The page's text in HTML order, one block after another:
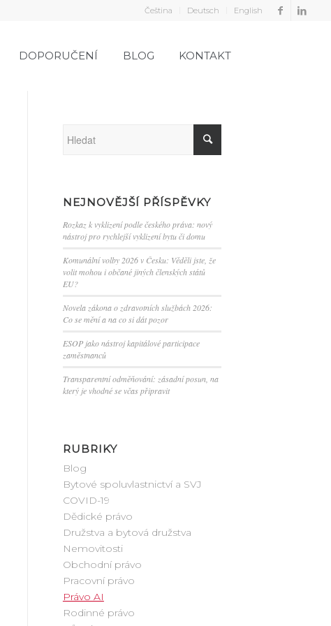
Čeština Deutsch English
DOPORUČENÍ BLOG KONTAKT
NEJNOVĚJŠÍ PŘÍSPĚVKY
Rozkaz k vyklizení podle českého práva: nový
nástroj pro rychlejší vyklizení bytu či domu
Komunální volby 2026 v Česku: Věděli jste, že
volit mohou i občané jiných členských států
EU?
Novela zákona o zdravotních službách 2026:
Co se mění a na co si dát pozor
ESOP jako nástroj kapitálové participace
zaměstnanců
Transparentní odměňování: zásadní posun, na
který je vhodné se včas připravit
RUBRIKY
Blog
Bytové spoluvlastnictví a SVJ
COVID-19
Dědické právo
Družstva a bytová družstva
Nemovitosti
Obchodní právo
Pracovní právo
Právo AI
Rodinné právo